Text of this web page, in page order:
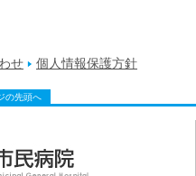
せ 個人情報保護方針
の先頭へ